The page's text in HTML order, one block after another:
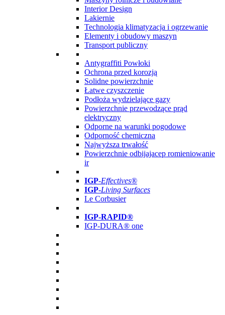
Interior Design
Lakiernie
Technologia klimatyzacja i ogrzewanie
Elementy i obudowy maszyn
Transport publiczny
Antygraffiti Powłoki
Ochrona przed korozją
Solidne powierzchnie
Łatwe czyszczenie
Podłoża wydzielające gazy
Powierzchnie przewodzące prąd
elektryczny
Odporne na warunki pogodowe
Odporność chemiczna
Najwyższa trwałość
Powierzchnie odbijajacep romieniowanie
ir
IGP-Effectives®
IGP-Living Surfaces
Le Corbusier
IGP-RAPID®
IGP-DURA® one